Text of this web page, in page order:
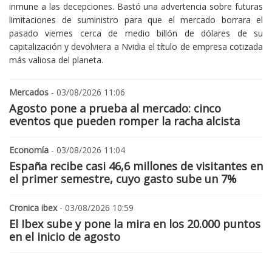
inmune a las decepciones. Bastó una advertencia sobre futuras
limitaciones de suministro para que el mercado borrara el
pasado viernes cerca de medio billón de dólares de su
capitalización y devolviera a Nvidia el título de empresa cotizada
más valiosa del planeta.
Mercados - 03/08/2026 11:06
Agosto pone a prueba al mercado: cinco
eventos que pueden romper la racha alcista
Economía - 03/08/2026 11:04
España recibe casi 46,6 millones de visitantes en
el primer semestre, cuyo gasto sube un 7%
Cronica ibex- 03/08/2026 10:59
El Ibex sube y pone la mira en los 20.000 puntos
en el inicio de agosto